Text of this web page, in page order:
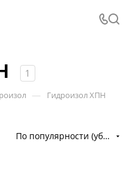
1
— Гидроизол ХПН
По популярности (убывание)